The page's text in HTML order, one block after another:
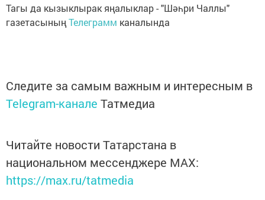
Тагы да кызыклырак яңалыклар - "Шәһри Чаллы"
газетасыныңТелеграмм каналында
Следите за самым важным и интересным в
Telegram-канале Татмедиа
Читайте новости Татарстана в
национальном мессенджере MАХ:
https://max.ru/tatmedia